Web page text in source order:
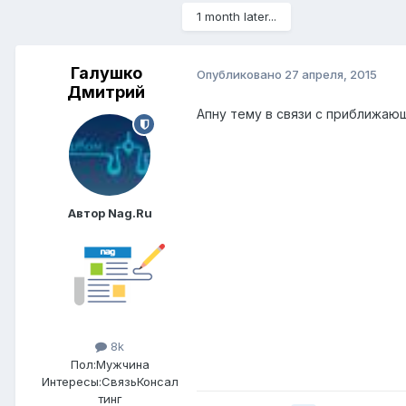
1 month later...
Галушко
Дмитрий
Автор Nag.Ru
8k
Пол:Мужчина
Интересы:СвязьКонсал
тинг
Опубликовано 27 апреля, 2015
Апну тему в связи с